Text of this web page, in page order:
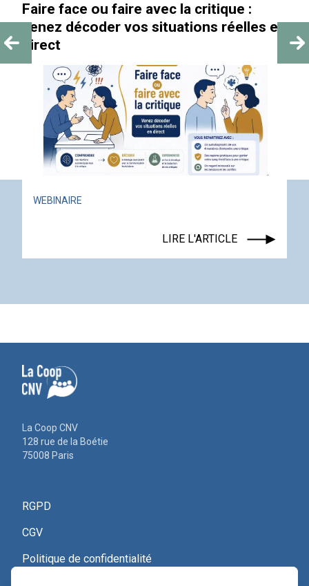
Faire face ou faire avec la critique :
venez décoder vos situations réelles en
direct
WEBINAIRE
LIRE L'ARTICLE
La Coop CNV
128 rue de la Boétie
75008 Paris
RGPD
CGV
Politique de confidentialité